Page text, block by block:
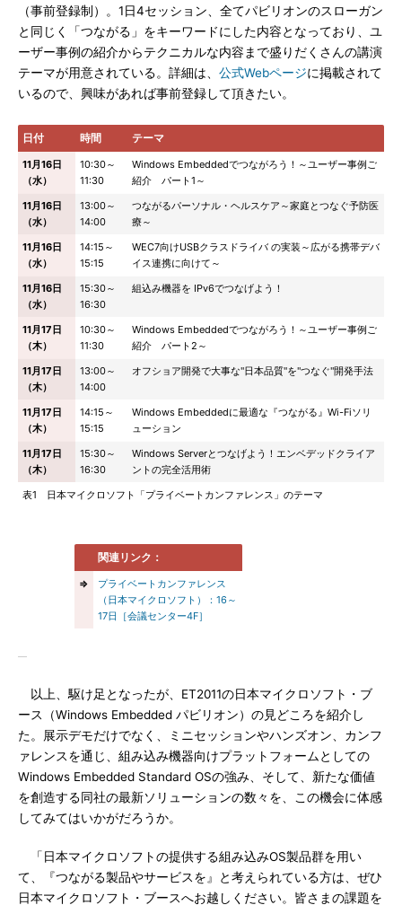
（事前登録制）。1日4セッション、全てパビリオンのスローガン
と同じく「つながる」をキーワードにした内容となっており、ユ
ーザー事例の紹介からテクニカルな内容まで盛りだくさんの講演
テーマが用意されている。詳細は、 公式Webページに掲載されて
いるので、興味があれば事前登録して頂きたい。
日付 時間 テーマ
11月16日
（水）
10:30～
11:30
Windows Embeddedでつながろう！～ユーザー事例ご
紹介 パート1～
11月16日
（水）
13:00～
14:00
つながるパーソナル・ヘルスケア～家庭とつなぐ予防医
療～
11月16日
（水）
14:15～
15:15
WEC7向けUSBクラスドライバ の実装～広がる携帯デバ
イス連携に向けて～
11月16日
（水）
15:30～
16:30
組込み機器を IPv6でつなげよう！
11月17日
（木）
10:30～
11:30
Windows Embeddedでつながろう！～ユーザー事例ご
紹介 パート2～
11月17日
（木）
13:00～
14:00
オフショア開発で大事な"日本品質"を"つなぐ"開発手法
11月17日
（木）
14:15～
15:15
Windows Embeddedに最適な『つながる』Wi-Fiソリ
ューション
11月17日
（木）
15:30～
16:30
Windows Serverとつなげよう！エンベデッドクライア
ントの完全活用術
表1 日本マイクロソフト「プライベートカンファレンス」のテーマ
関連リンク：
⇒
プライベートカンファレンス
（日本マイクロソフト）：16～
17日［会議センター4F］
以上、駆け足となったが、ET2011の日本マイクロソフト・ブ
ース（Windows Embedded パビリオン）の見どころを紹介し
た。展示デモだけでなく、ミニセッションやハンズオン、カンフ
ァレンスを通じ、組み込み機器向けプラットフォームとしての
Windows Embedded Standard OSの強み、そして、新たな価値
を創造する同社の最新ソリューションの数々を、この機会に体感
してみてはいかがだろうか。
「日本マイクロソフトの提供する組み込みOS製品群を用い
て、『つながる製品やサービスを』と考えられている方は、ぜひ
日本マイクロソフト・ブースへお越しください。皆さまの課題を